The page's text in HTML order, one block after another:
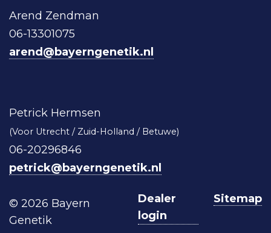
Arend Zendman
06-13301075
arend@bayerngenetik.nl
Petrick Hermsen
(Voor Utrecht / Zuid-Holland / Betuwe)
06-20296846
petrick@bayerngenetik.nl
© 2026 Bayern
Genetik
Dealer
login
Sitemap